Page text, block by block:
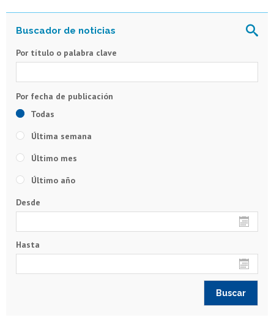
Por título o palabra clave
Todas
Última semana
Último mes
Último año
Desde
Hasta